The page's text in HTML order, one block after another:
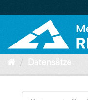
zum
Datensätze